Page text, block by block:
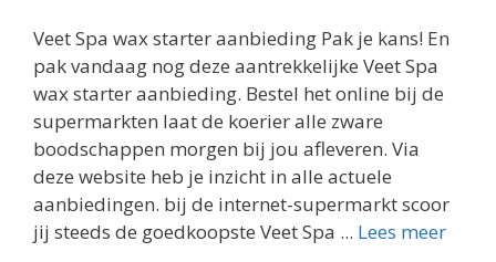
Veet Spa wax starter aanbieding Pak je kans! En
pak vandaag nog deze aantrekkelijke Veet Spa
wax starter aanbieding. Bestel het online bij de
supermarkten laat de koerier alle zware
boodschappen morgen bij jou afleveren. Via
deze website heb je inzicht in alle actuele
aanbiedingen. bij de internet-supermarkt scoor
jij steeds de goedkoopste Veet Spa ... Lees meer